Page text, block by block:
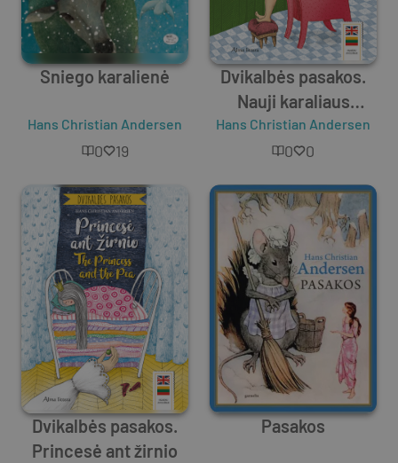
Sniego karalienė
Hans Christian Andersen
0 19
Dvikalbės pasakos.
Nauji karaliaus
drabužiai
Hans Christian Andersen
0 0
Dvikalbės pasakos.
Princesė ant žirnio
Pasakos